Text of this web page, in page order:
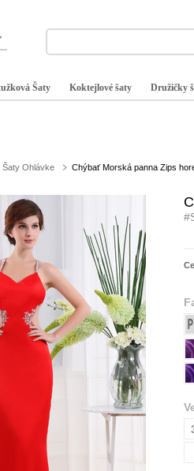
Šaty Koktejlové šaty Družičky
Šaty Ohlávke Chýbať Morská panna Zips